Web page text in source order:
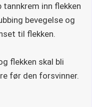
inn flekken
bevegelse og
til flekken.
flekken skal bli
før den forsvinner.